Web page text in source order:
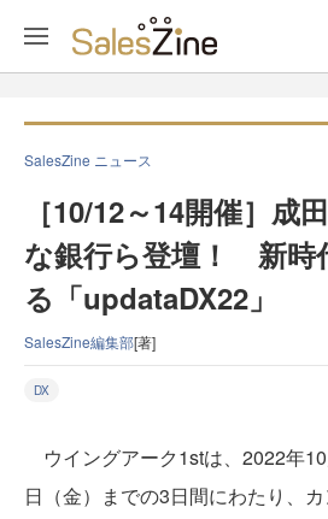
SalesZine ニュース
［10/12～14開催］成
な銀行ら登壇！ 新時
る「updataDX22」
SalesZine編集部[著]
DX
ウイングアーク1stは、2022年
日（金）までの3日間にわたり、